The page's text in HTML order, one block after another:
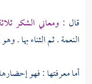
قال : ومعاني الشكر
النعمة . ثم الثناء بها .
أما معرفتها : فهو